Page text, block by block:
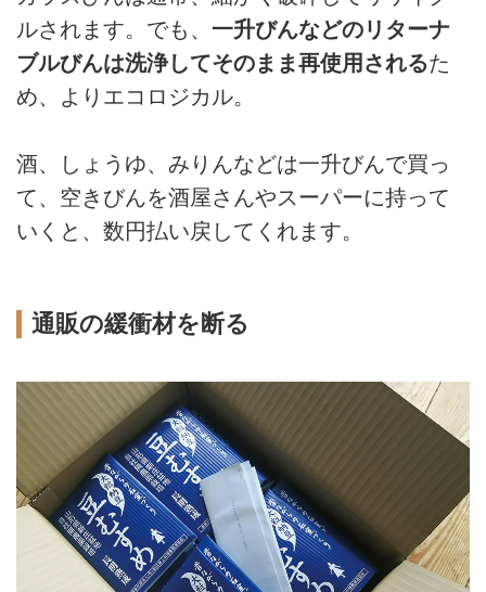
ルされます。でも、 一升びんなどのリターナ
ブルびんは洗浄してそのまま再使用されるた
め、よりエコロジカル。
酒、しょうゆ、みりんなどは一升びんで買っ
て、空きびんを酒屋さんやスーパーに持って
いくと、数円払い戻してくれます。
通販の緩衝材を断る